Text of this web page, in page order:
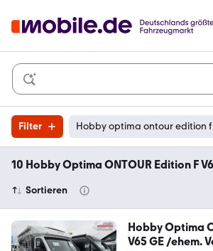
Filter Hobby optima ontour edition
10 Hobby Optima ONTOUR Edition F
Sortieren
Hobby Optima
V65 GE /ehem.